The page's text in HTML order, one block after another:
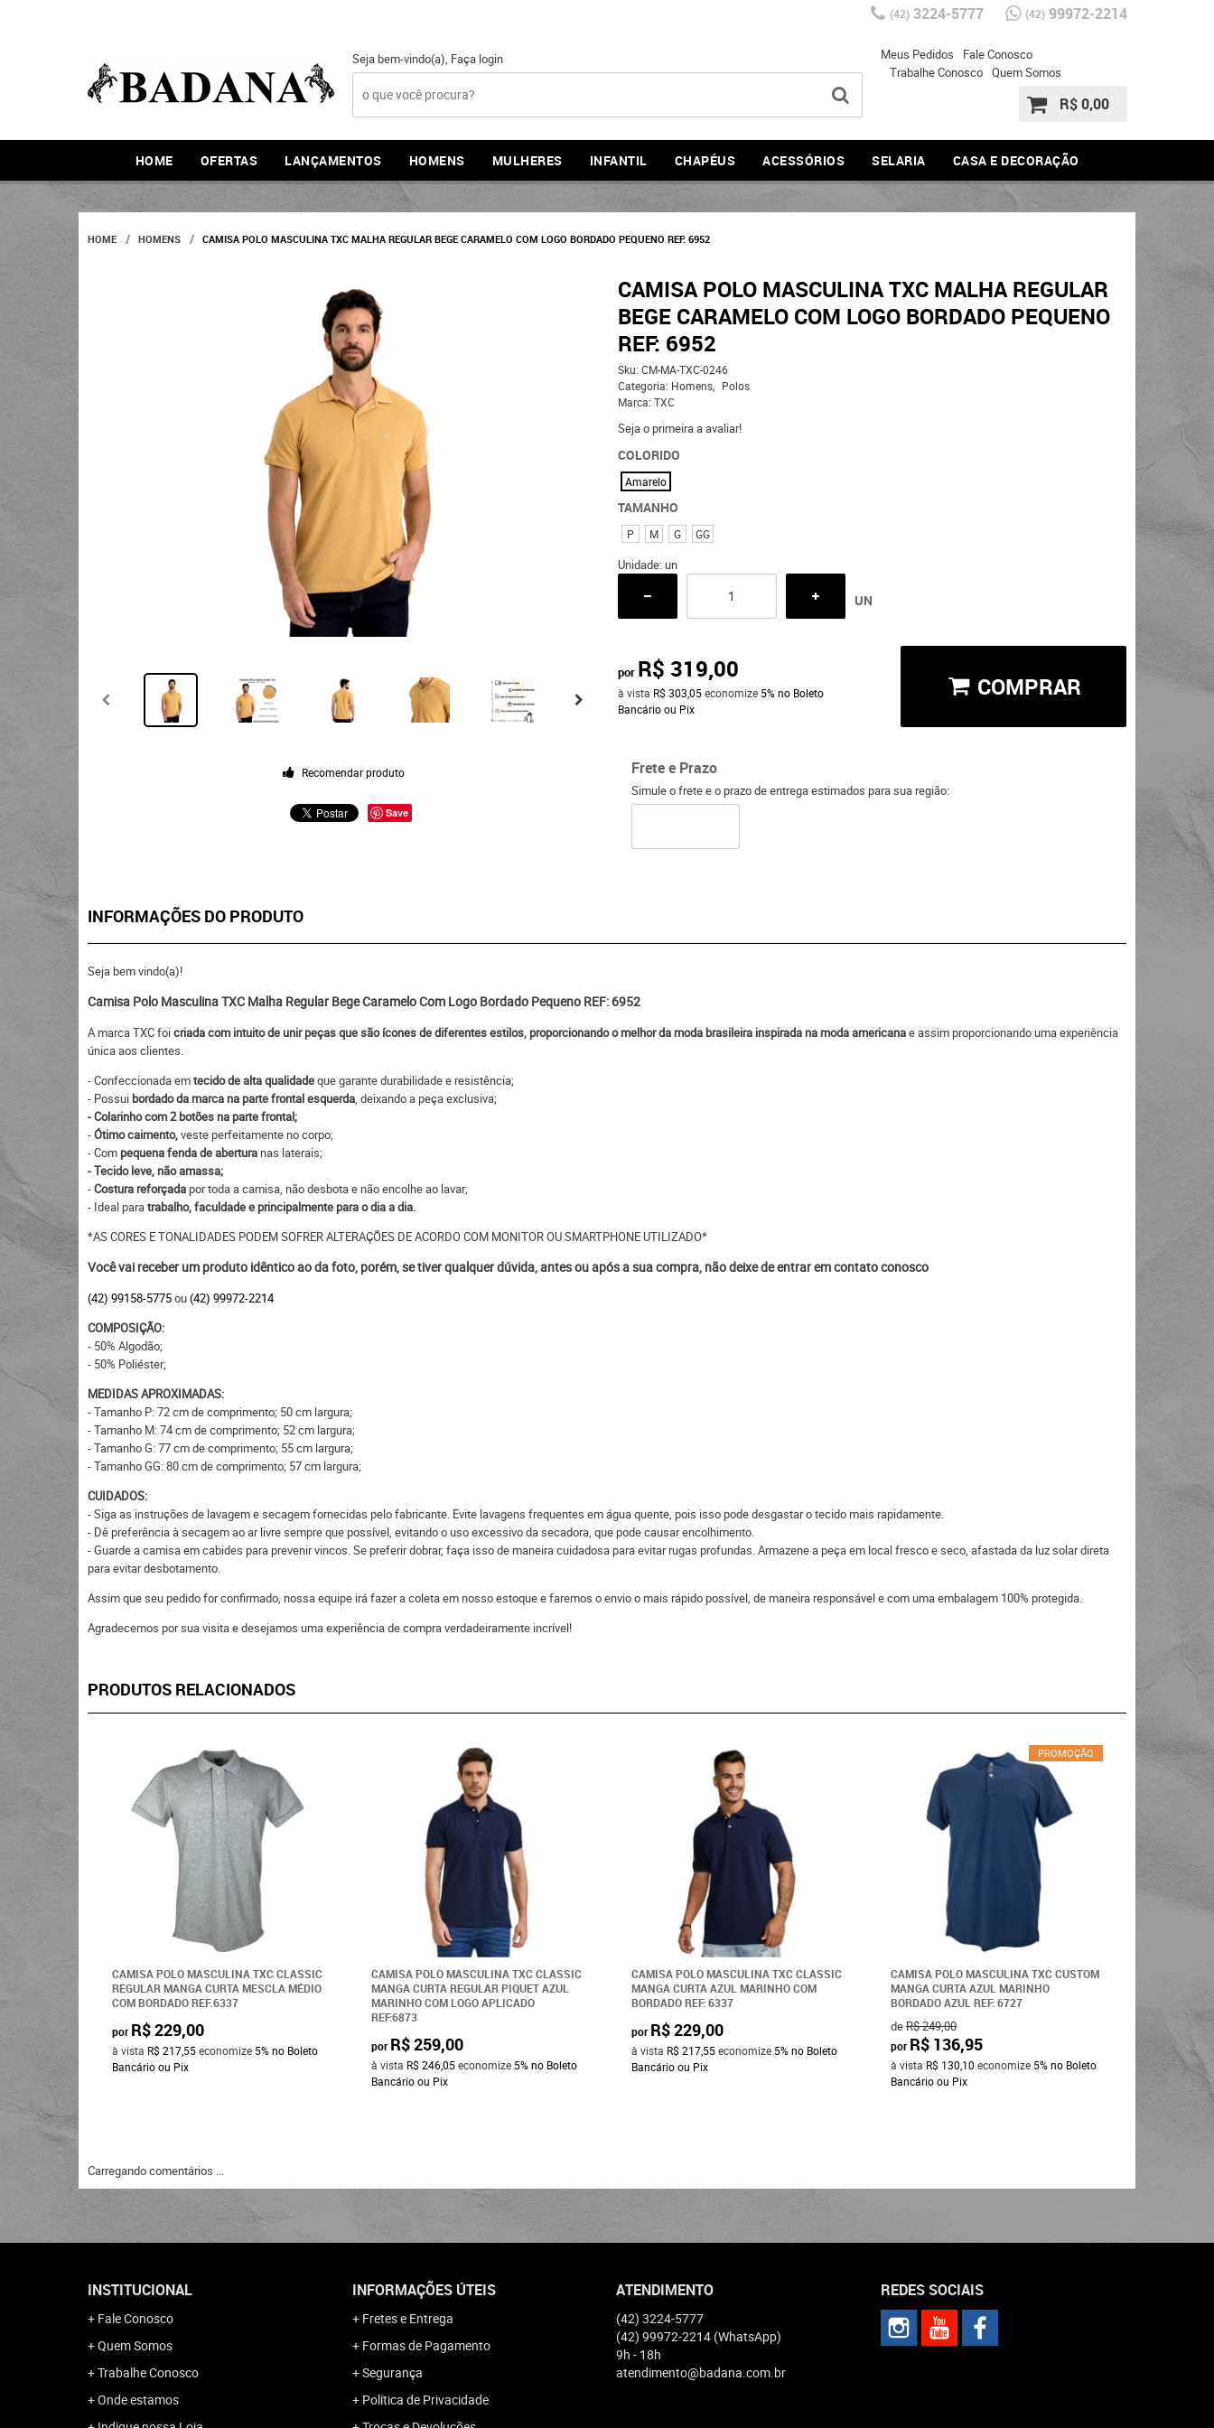
(42)3224-5777 (42)99972-2214
Seja bem-vindo(a), Faça login Meus Pedidos
Fale Conosco
Trabalhe Conosco Quem Somos
R$ 0,00
HOME OFERTAS LANÇAMENTOS HOMENS MULHERES INFANTIL CHAPÉUS ACESSÓRIOS SELARIA CASA E DECORAÇÃO
HOME HOMENS CAMISA POLO MASCULINA TXC MALHA REGULAR BEGE CARAMELO COM LOGO BORDADO PEQUENO REF: 6952
Recomendar produto
Save
CAMISA POLO MASCULINA TXC MALHA REGULAR
BEGE CARAMELO COM LOGO BORDADO PEQUENO
REF: 6952
Sku: CM-MA-TXC-0246
Categoria: Homens
Polos
Marca: TXC
Seja o primeira a avaliar!
COLORIDO
Amarelo
TAMANHO
P M G GG
Unidade: un
UN
por R$ 319,00
à vista R$ 303,05economize 5% no Boleto
Bancário ou Pix
COMPRAR
Frete e Prazo
Simule o frete e o prazo de entrega estimados para sua região:
INFORMAÇÕES DO PRODUTO
Seja bem vindo(a)!
Camisa Polo Masculina TXC Malha Regular Bege Caramelo Com Logo Bordado Pequeno REF: 6952
A marca TXC foicriada com intuito de unir peças que são ícones de diferentes estilos, proporcionando o melhor da moda brasileira inspirada na moda americanae assim proporcionando uma experiência
única aos clientes.
- Confeccionada emtecido de alta qualidadeque garante durabilidade e resistência;
- Possui bordado da marca na parte frontal esquerda, deixando a peça exclusiva;
- Colarinho com 2 botões na parte frontal;
-Ótimo caimento,veste perfeitamente no corpo;
- Com pequena fenda de abertura nas laterais;
- Tecido leve, não amassa;
-Costura reforçada por toda a camisa, não desbota e não encolhe ao lavar;
- Ideal paratrabalho, faculdade e principalmente para o dia a dia.
*AS CORES E TONALIDADES PODEM SOFRER ALTERAÇÕES DE ACORDO COM MONITOR OU SMARTPHONE UTILIZADO*
Você vai receber um produto idêntico ao da foto, porém, se tiver qualquer dúvida, antes ou após a sua compra, não deixe de entrar em contato conosco
(42) 99158-5775ou(42) 99972-2214
COMPOSIÇÃO:
- 50% Algodão;
- 50% Poliéster;
MEDIDAS APROXIMADAS:
- Tamanho P: 72 cm de comprimento; 50 cm largura;
- Tamanho M: 74 cm de comprimento; 52 cm largura;
- Tamanho G: 77 cm de comprimento; 55 cm largura;
- Tamanho GG: 80 cm de comprimento; 57 cm largura;
CUIDADOS:
- Siga as instruções de lavagem e secagem fornecidas pelo fabricante. Evite lavagens frequentes em água quente, pois isso pode desgastar o tecido mais rapidamente.
- Dê preferência à secagem ao ar livre sempre que possível, evitando o uso excessivo da secadora, que pode causar encolhimento.
- Guarde a camisa em cabides para prevenir vincos. Se preferir dobrar, faça isso de maneira cuidadosa para evitar rugas profundas. Armazene a peça em local fresco e seco, afastada da luz solar direta
para evitar desbotamento.
Assim que seu pedido for confirmado, nossa equipe irá fazer a coleta em nosso estoque e faremos o envio o mais rápido possível, de maneira responsável e com uma embalagem 100% protegida.
Agradecemos por sua visita e desejamos uma experiência de compra verdadeiramente incrível!
PRODUTOS RELACIONADOS
CAMISA POLO MASCULINA TXC CLASSIC
REGULAR MANGA CURTA MESCLA MÉDIO
COM BORDADO REF.6337
por R$ 229,00
à vista R$ 217,55economize 5% no Boleto
Bancário ou Pix
CAMISA POLO MASCULINA TXC CLASSIC
MANGA CURTA REGULAR PIQUET AZUL
MARINHO COM LOGO APLICADO
REF:6873
por R$ 259,00
à vista R$ 246,05economize 5%no Boleto
Bancário ou Pix
CAMISA POLO MASCULINA TXC CLASSIC
MANGA CURTA AZUL MARINHO COM
BORDADO REF: 6337
por R$ 229,00
à vista R$ 217,55economize 5% no Boleto
Bancário ou Pix
PROMOÇÃO
CAMISA POLO MASCULINA TXC CUSTOM
MANGA CURTA AZUL MARINHO
BORDADO AZUL REF: 6727
deR$ 249,00
por R$ 136,95
à vista R$ 130,10 economize 5%no Boleto
Bancário ou Pix
Carregando comentários ...
INSTITUCIONAL
Fale Conosco
Quem Somos
Trabalhe Conosco
Onde estamos
INFORMAÇÕES ÚTEIS
Fretes e Entrega
Formas de Pagamento
Segurança
Política de Privacidade
ATENDIMENTO
(42) 3224-5777
(42) 99972-2214 (WhatsApp)
9h - 18h
atendimento@badana.com.br
REDES SOCIAIS